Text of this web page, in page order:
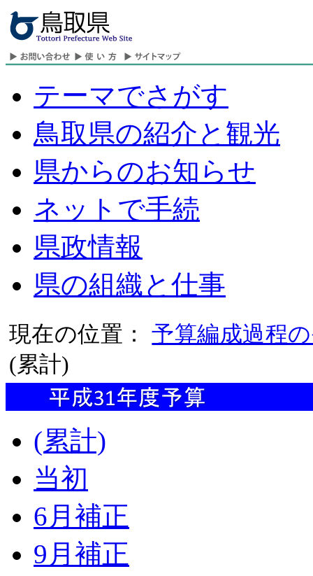
テーマでさがす
鳥取県の紹介と観光
県からのお知らせ
ネットで手続
県政情報
県の組織と仕事
現在の位置：予算編成過程
(累計)
(累計)
当初
6月補正
9月補正